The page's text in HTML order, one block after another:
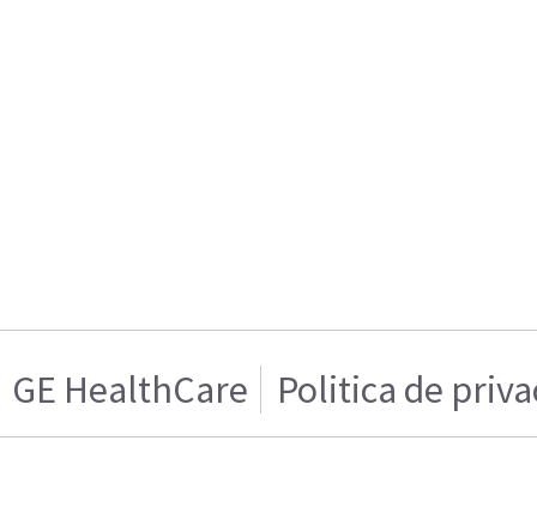
GE HealthCare Politica de